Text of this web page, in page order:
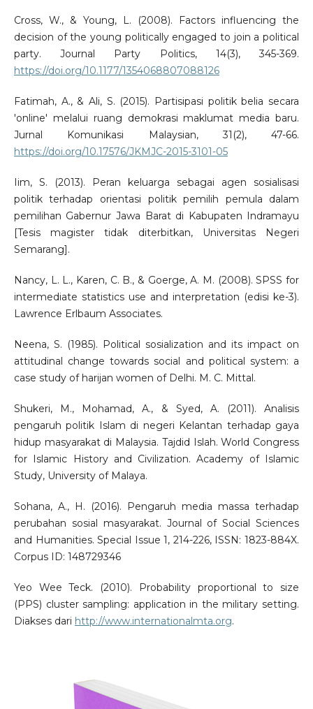
Cross, W., & Young, L. (2008). Factors influencing the
decision of the young politically engaged to join a political
party. Journal Party Politics, 14(3), 345-369.
https://doi.org/10.1177/1354068807088126
Fatimah, A., & Ali, S. (2015). Partisipasi politik belia secara
'online' melalui ruang demokrasi maklumat media baru.
Jurnal Komunikasi Malaysian, 31(2), 47-66.
https://doi.org/10.17576/JKMJC-2015-3101-05
Iim, S. (2013). Peran keluarga sebagai agen sosialisasi
politik terhadap orientasi politik pemilih pemula dalam
pemilihan Gabernur Jawa Barat di Kabupaten Indramayu
[Tesis magister tidak diterbitkan, Universitas Negeri
Semarang].
Nancy, L. L., Karen, C. B., & Goerge, A. M. (2008). SPSS for
intermediate statistics use and interpretation (edisi ke-3).
Lawrence Erlbaum Associates.
Neena, S. (1985). Political sosialization and its impact on
attitudinal change towards social and political system: a
case study of harijan women of Delhi. M. C. Mittal.
Shukeri, M., Mohamad, A., & Syed, A. (2011). Analisis
pengaruh politik Islam di negeri Kelantan terhadap gaya
hidup masyarakat di Malaysia. Tajdid Islah. World Congress
for Islamic History and Civilization. Academy of Islamic
Study, University of Malaya.
Sohana, A., H. (2016). Pengaruh media massa terhadap
perubahan sosial masyarakat. Journal of Social Sciences
and Humanities. Special Issue 1, 214-226, ISSN: 1823-884X.
Corpus ID: 148729346
Yeo Wee Teck. (2010). Probability proportional to size
(PPS) cluster sampling: application in the military setting.
Diakses dari http://www.internationalmta.org.